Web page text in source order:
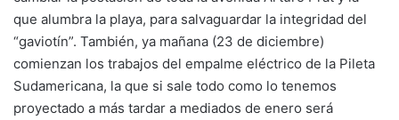
que alumbra la playa, para salvaguardar la integridad del
“gaviotín”. También, ya mañana (23 de diciembre)
comienzan los trabajos del empalme eléctrico de la Pileta
Sudamericana, la que si sale todo como lo tenemos
proyectado a más tardar a mediados de enero será